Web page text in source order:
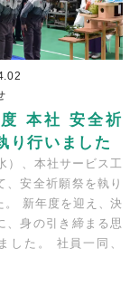
本社 安全祈
り行いました
）、本社サービス工
、安全祈願祭を執り
。 新年度を迎え、決
、身の引き締まる思
した。 社員一同、